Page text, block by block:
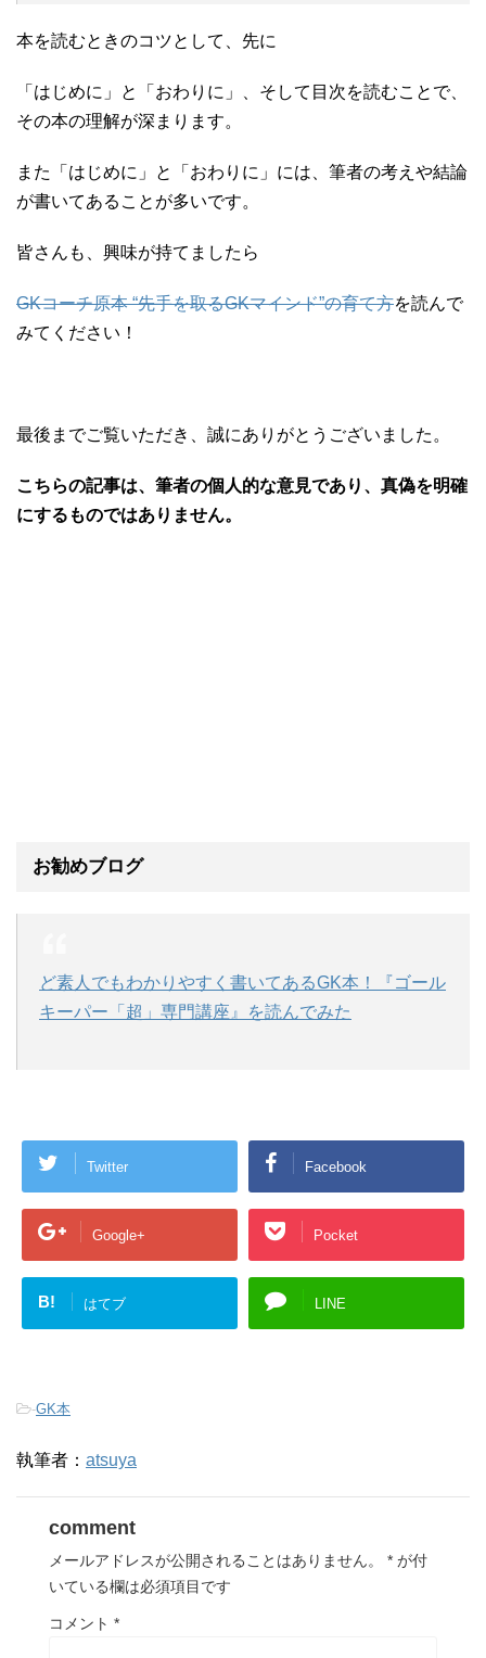
本を読むときのコツとして、先に
「はじめに」と「おわりに」、そして目次を読むことで、
その本の理解が深まります。
また「はじめに」と「おわりに」には、筆者の考えや結論
が書いてあることが多いです。
皆さんも、興味が持てましたら
GKコーチ原本 “先手を取るGKマインド”の育て方を読んで
みてください！
最後までご覧いただき、誠にありがとうございました。
こちらの記事は、筆者の個人的な意見であり、真偽を明確
にするものではありません。
お勧めブログ
ど素人でもわかりやすく書いてあるGK本！『ゴール
キーパー「超」専門講座』を読んでみた
Twitter Facebook
Google+ Pocket
B! はてブ LINE
-GK本
執筆者： atsuya
comment
メールアドレスが公開されることはありません。 * が付
いている欄は必須項目です
コメント *